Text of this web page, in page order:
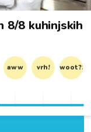
8/8 kuhinjskih
aww vrh! woot?!